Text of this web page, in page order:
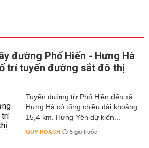
đường Phố Hiến - Hưng Hà
trí tuyến đường sắt đô thị
Tuyến đường từ Phố Hiến đến xã
Hưng Hà có tổng chiều dài khoảng
15,4 km. Hưng Yên dự kiến...
QUY HOẠCH 5 giờ trước